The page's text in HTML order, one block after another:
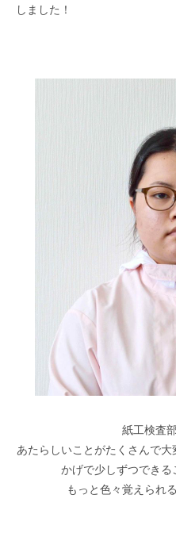
しました！
紙工検査
あたらしいことがたくさんで
かげで少しずつできる
もっと色々覚えられ